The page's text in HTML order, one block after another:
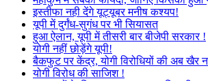
इस्तीफा नही देंगे यूट्यूबर मनीष कश्यप!
यूपी में दुर्गंध-सुगंध पर भी सियासत
हुआ ऐलान, यूपी में तीसरी बार बीजेपी सरकार !
योगी नहीं छोड़ेंगे यूपी!
बैकफुट पर केंद्र, योगी विरोधियों की अब खैर
योगी विरोध की साजिश !